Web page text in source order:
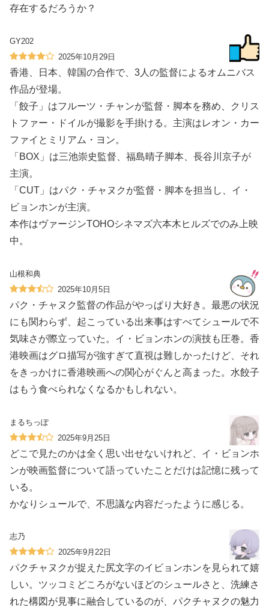
存在するだろうか？
GY202
2025年10月29日
香港、日本、韓国の合作で、3人の監督によるオムニバス
作品が登場。
「餃子」はフルーツ・チャンが監督・脚本を務め、クリス
トファー・ドイルが撮影を手掛ける。主演はレオン・カー
ファイとミリアム・ヨン。
「BOX」は三池崇史監督、福島晴子脚本、長谷川京子が
主演。
「CUT」はパク・チャヌクが監督・脚本を担当し、イ・
ビョンホンが主演。
本作はヴァージンTOHOシネマズ六本木ヒルズでのみ上映
中。
山根和典
2025年10月5日
パク・チャヌク監督の作品がやっぱり大好き。最悪の状況
にも関わらず、起こっている出来事はすべてシュールで不
気味さが際立っていた。イ・ビョンホンの演技も圧巻。香
港映画はグロ描写が強すぎて直視は難しかったけど、それ
をきっかけに香港映画への関心がぐんと高まった。水餃子
はもう食べられなくなるかもしれない。
まるちっぽ
2025年9月25日
どこで見たのかは全く思い出せないけれど、イ・ビョンホ
ンが映画監督について語っていたことだけは記憶に残って
いる。
かなりシュールで、不思議な内容だったように感じる。
志乃
2025年9月22日
パクチャヌクが捉えた尻文字のイビョンホンを見られて嬉
しい。ツッコミどころがないほどのシュールさと、洗練さ
れた構図が見事に融合しているのが、パクチャヌクの魅力